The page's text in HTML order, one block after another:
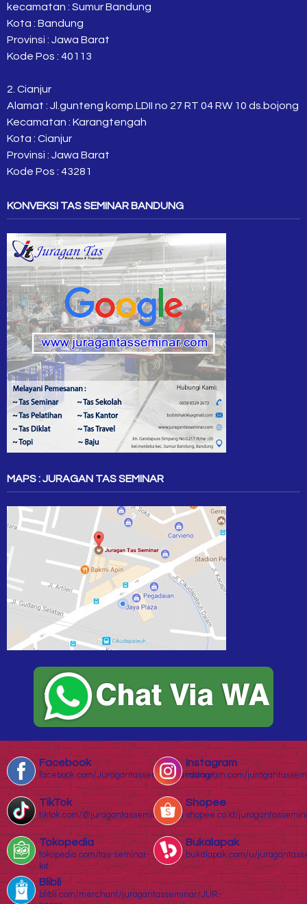
kecamatan : Sumur Bandung
Kota : Bandung
Provinsi : Jawa Barat
Kode Pos : 40113
2. Cianjur
Alamat : Jl.gunteng komp.LDII no 27 RT 04 RW 10 ds.bojong
Kecamatan : Karangtengah
Kota : Cianjur
Provinsi : Jawa Barat
Kode Pos : 43281
KONVEKSI TAS SEMINAR BANDUNG
MAPS : JURAGAN TAS SEMINAR
Facebook
facebook.com/Juragantasseminarbandung/
Instagram
instagram.com/
TikTok
tiktok.com/@juragantasseminar.com
Shopee
shopee.co.id/
Tokopedia
tokopedia.com/tas-seminar-
kit
Bukalapak
bukalapak.com/u/
Blibli
blibli.com/merchant/juragantasseminar/JUR-